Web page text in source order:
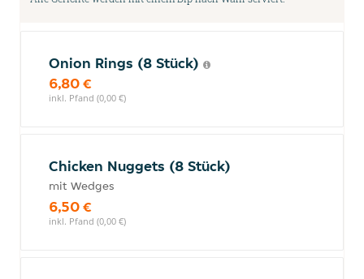
Onion Rings (8 Stück)
6,80 €
inkl. Pfand (0,00 €)
Chicken Nuggets (8 Stück)
mit Wedges
6,50 €
inkl. Pfand (0,00 €)